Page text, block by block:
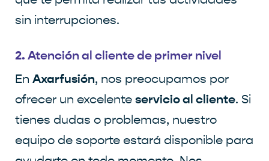
sin interrupciones.
2. Atención al cliente de primer nivel
En Axarfusión, nos preocupamos por
ofrecer un excelente servicio al cliente. Si
tienes dudas o problemas, nuestro
equipo de soporte estará disponible para